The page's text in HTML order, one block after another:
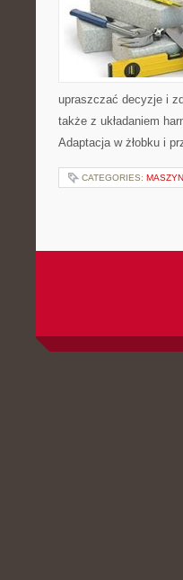
upraszczać decyzje i
także z układaniem
Adaptacja w żłobku i
CATEGORIES: